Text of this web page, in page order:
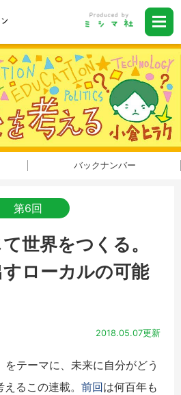
バックナンバー
第6回
世界をつくる。
ローカルの可能
2018.05.07更新
テーマに、未来に自分がどう
るこの連載。 前回は何百年も